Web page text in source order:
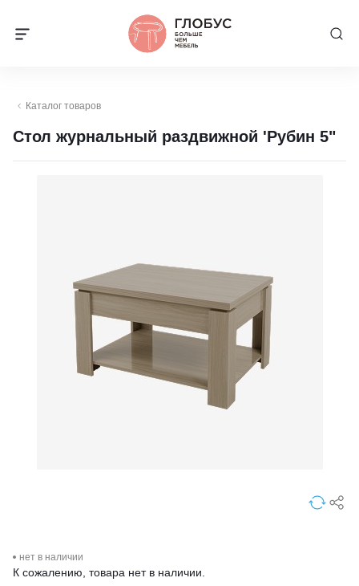
Каталог товаров
Стол журнальный раздвижной 'Рубин 5"
нет в наличии
К сожалению, товара нет в наличии.